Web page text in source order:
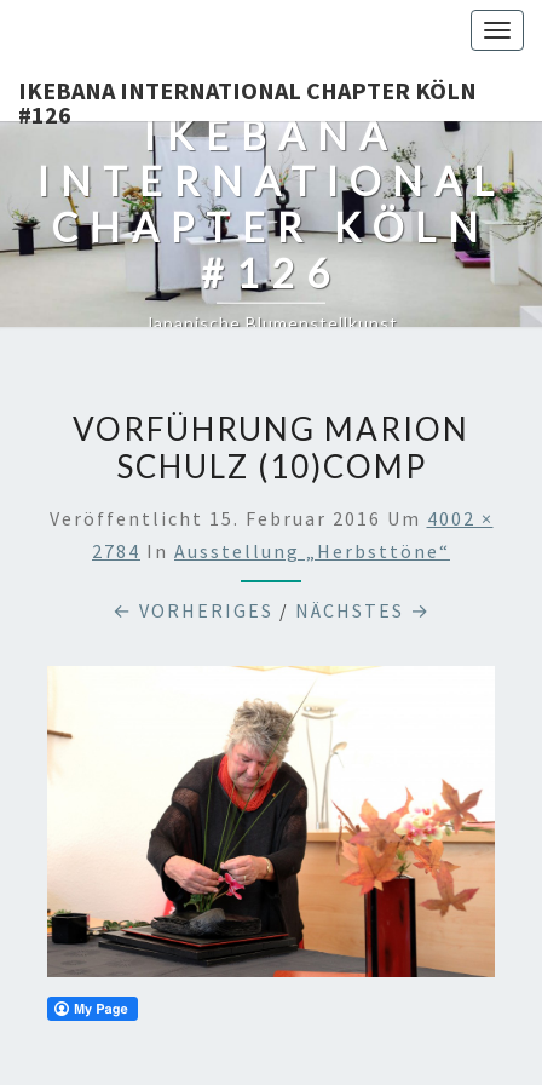
IKEBANA INTERNATIONAL CHAPTER KÖLN
#126
IKEBANA
INTERNATIONAL
CHAPTER KÖLN
#126
Japanische Blumenstellkunst
VORFÜHRUNG MARION
SCHULZ (10)COMP
Veröffentlicht 15. Februar 2016 Um 4002 ×
2784 In Ausstellung „Herbsttöne“
← VORHERIGES / NÄCHSTES →